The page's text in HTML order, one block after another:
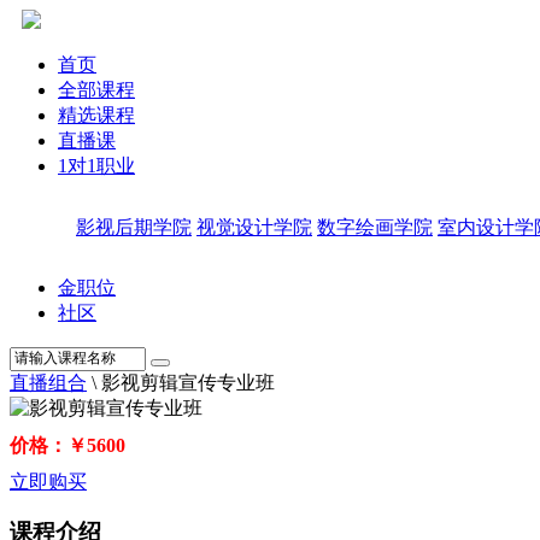
首页
全部课程
精选课程
直播课
1对1职业
影视后期学院 视觉设计学院 数字绘画学院 室内设计学
金职位
社区
直播组合 \ 影视剪辑宣传专业班
价格：￥5600
立即购买
课程介绍